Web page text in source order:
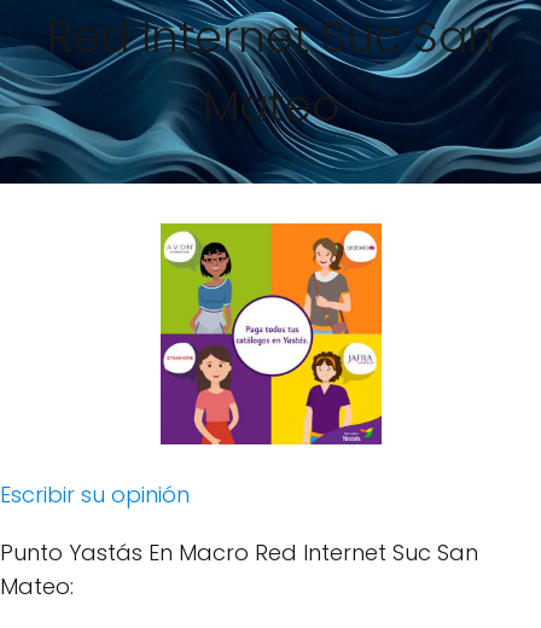
Red Internet Suc San
Mateo
Escribir su opinión
Punto Yastás En Macro Red Internet Suc San
Mateo: